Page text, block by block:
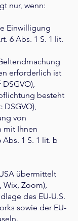
nur, wenn:
Einwilligung
6 Abs. 1 S. 1 lit.
erforderlich ist
DSGVO),
besteht
DSGVO),
von
mit Ihnen
1 S. 1 lit. b
übermittelt
Wix, Zoom),
des EU-U.S.
sowie der EU-